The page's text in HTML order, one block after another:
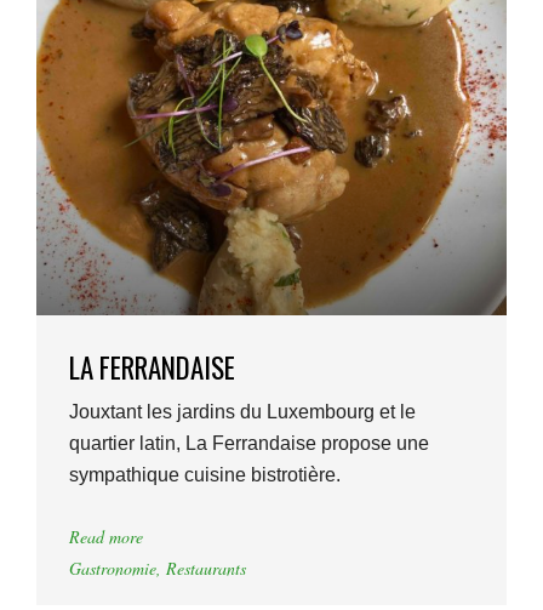
LA FERRANDAISE
Jouxtant les jardins du Luxembourg et le
quartier latin, La Ferrandaise propose une
sympathique cuisine bistrotière.
Read more
Gastronomie, Restaurants